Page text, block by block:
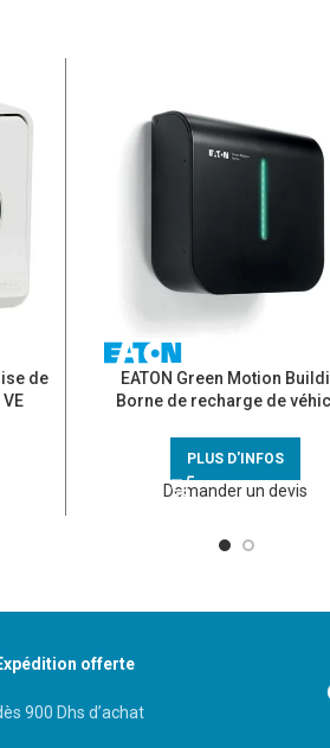
de
EATON Green Motion
Borne de recharge de
GMB2202BAAA00A00
PLUS D'INFOS
Demander un devis
offerte
900 Dhs d’achat